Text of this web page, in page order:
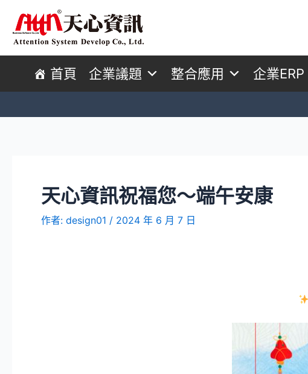
首頁 企業議題 整合應用 企業ERP
天心資訊祝福您～端午安康
作者: design01 / 2024 年 6 月 7 日